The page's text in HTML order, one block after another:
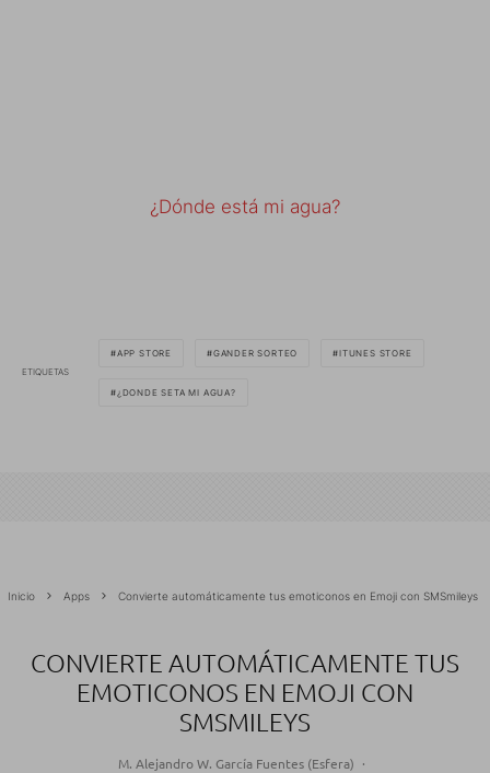
¿Dónde está mi agua?
ETIQUETAS
APP STORE GANDER SORTEO ITUNES STORE
¿DONDE SETA MI AGUA?
Inicio Apps Convierte automáticamente tus emoticonos en Emoji con SMSmileys
CONVIERTE AUTOMÁTICAMENTE TUS
EMOTICONOS EN EMOJI CON
SMSMILEYS
M. Alejandro W. García Fuentes (Esfera) ·